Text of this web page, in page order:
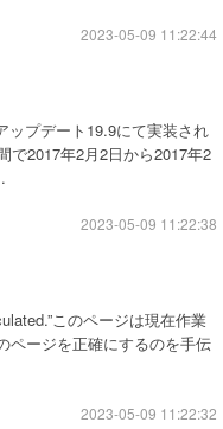
2023-05-09 11:22:44
ップデート19.9にて実装され
で2017年2月2日から2017年2
2023-05-09 11:22:38
このページは現在作業
ページを正確にするのを手伝
2023-05-09 11:22:32